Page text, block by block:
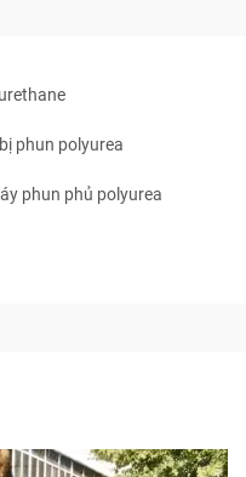
phun polyurea
phun phủ polyurea